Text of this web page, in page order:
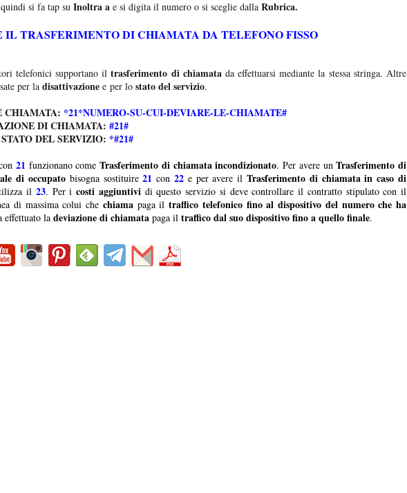
quindi si fa tap su Inoltra a e si digita il numero o si sceglie dalla Rubrica.
IL TRASFERIMENTO DI CHIAMATA DA TELEFONO FISSO
telefonici supportano il trasferimento di chiamatada effettuarsi mediante la stessa stringa. Altre
per la disattivazione e per lo stato del servizio.
CHIAMATA: *21*NUMERO-SU-CUI-DEVIARE-LE-CHIAMATE#
DI CHIAMATA: #21#
DEL SERVIZIO: *#21#
21 funzionano comeTrasferimento di chiamata incondizionato. Per avere unTrasferimento di
di occupato bisogna sostituire21 con 22 e per avere ilTrasferimento di chiamata in caso di
il 23. Per i costi aggiuntividi questo servizio si deve controllare il contratto stipulato con il
di massima colui che chiamapaga iltraffico telefonico fino al dispositivo del numero che ha
effettuato la deviazione di chiamata paga il traffico dal suo dispositivo fino a quello finale.